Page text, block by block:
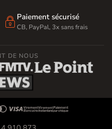
 Paiement sécurisé
CB, PayPal, 3x sans frais
DE NOUS
